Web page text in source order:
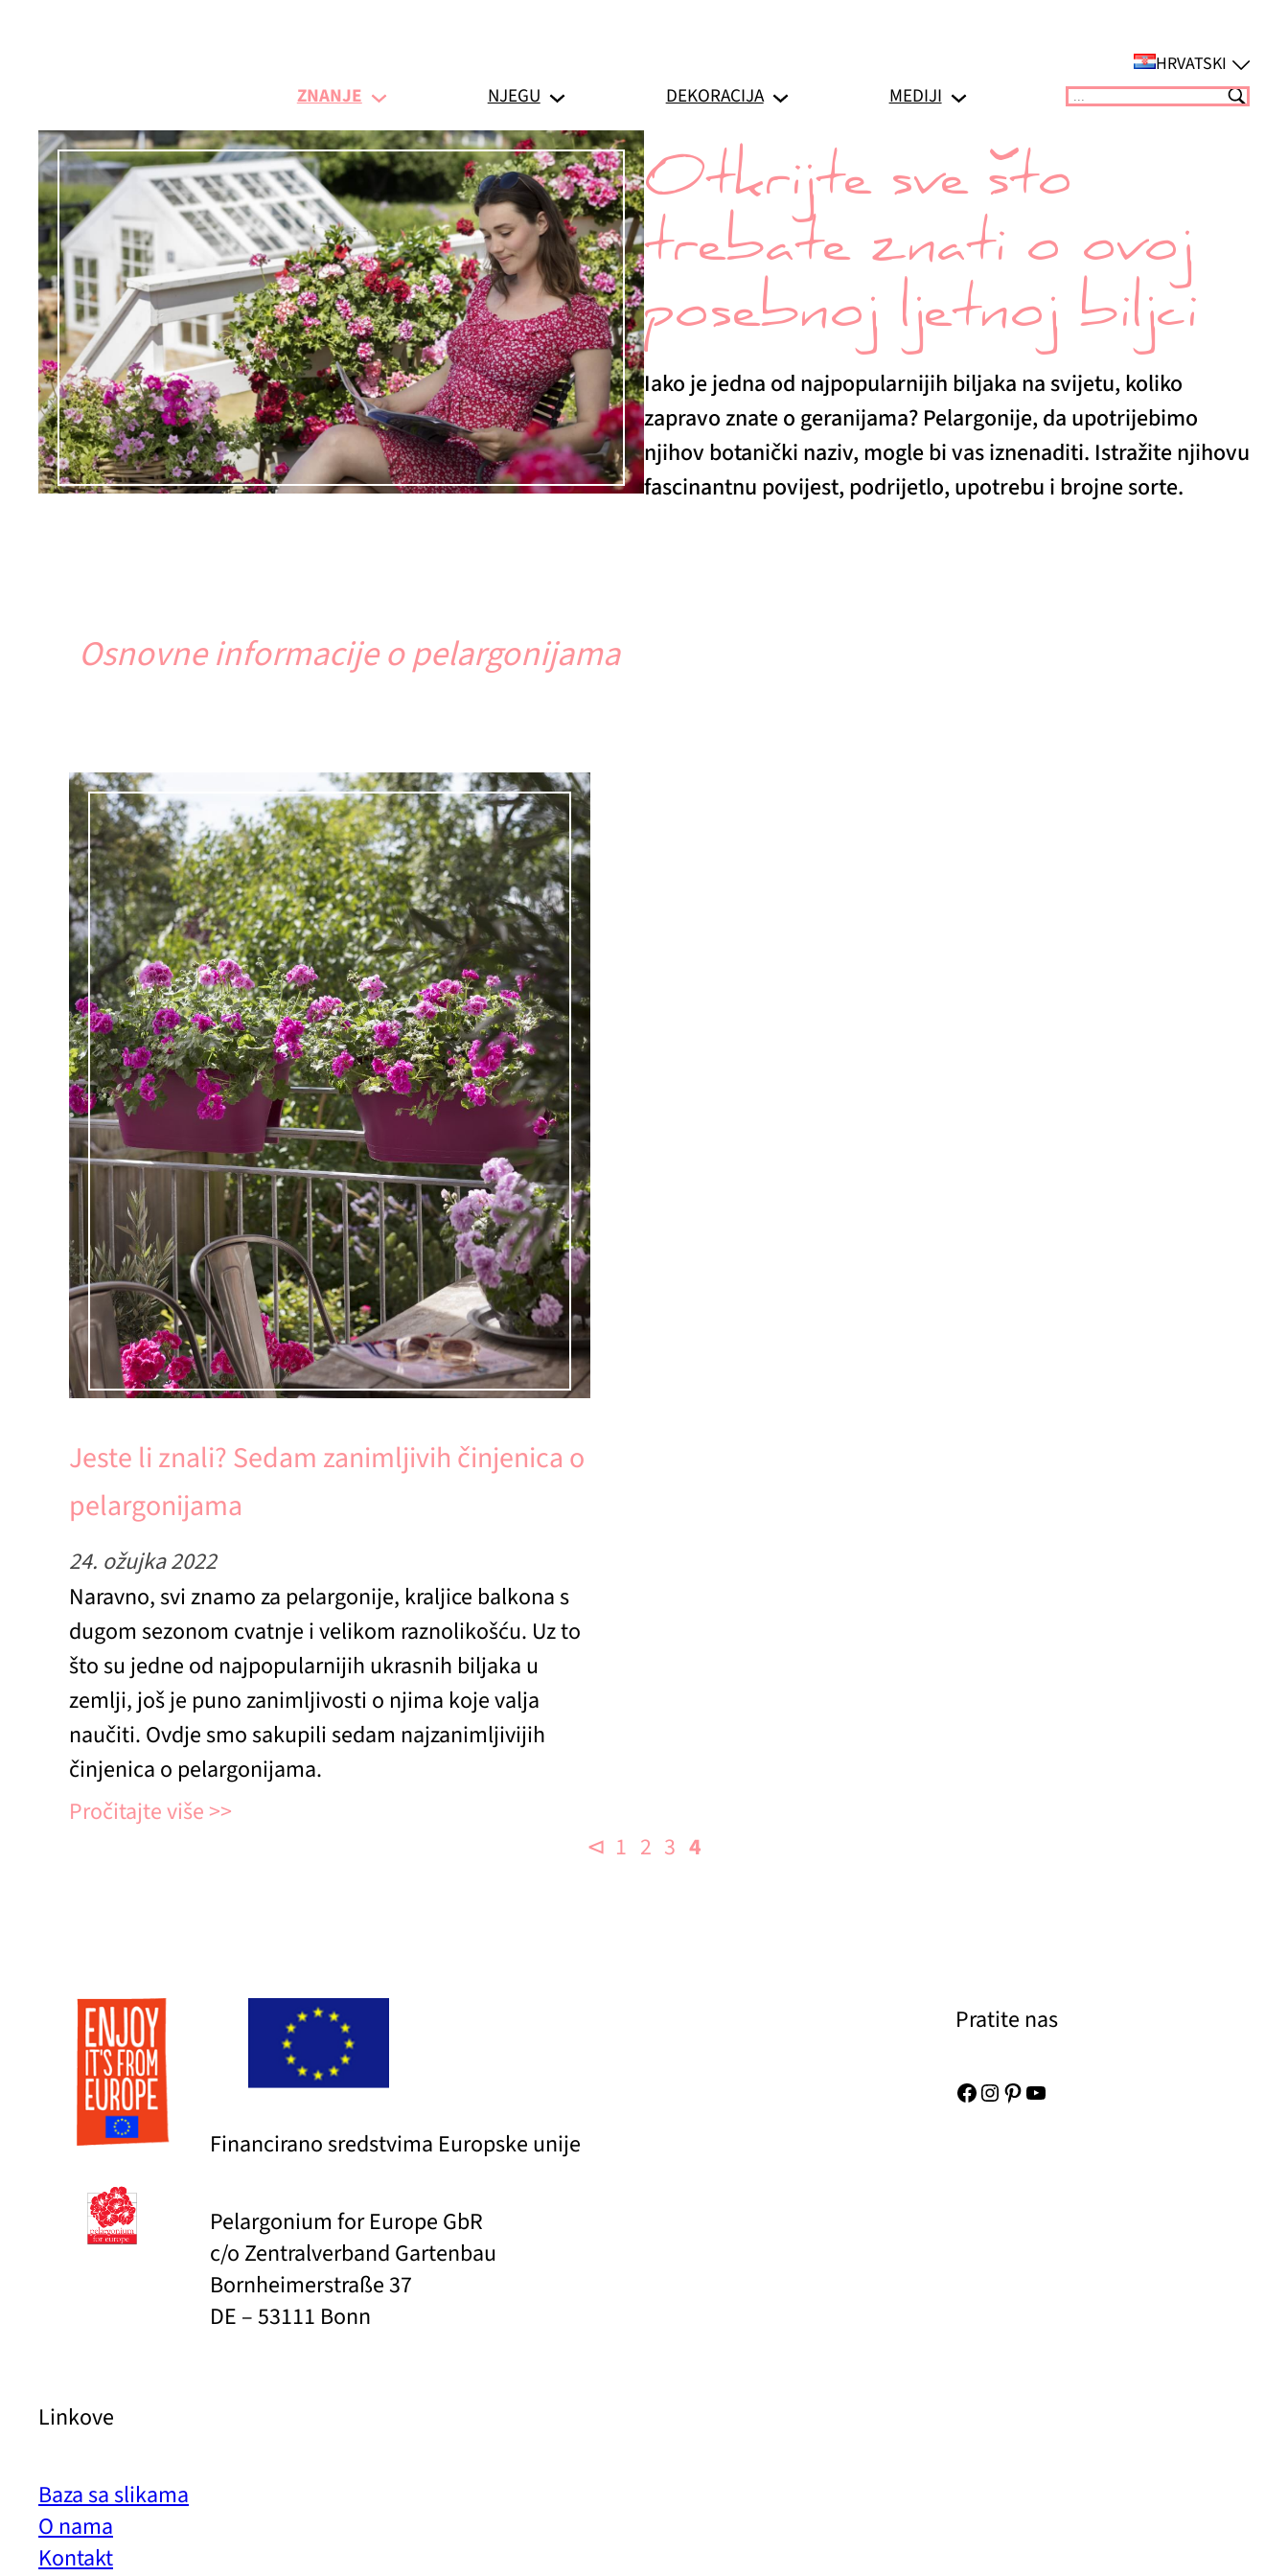
HRVATSKI
ZNANJE NJEGU DEKORACIJA MEDIJI Suchen
Otkrijte sve što
trebate znati o ovoj
posebnoj ljetnoj biljci
Iako je jedna od najpopularnijih biljaka na svijetu, koliko
zapravo znate o geranijama? Pelargonije, da upotrijebimo
njihov botanički naziv, mogle bi vas iznenaditi. Istražite njihovu
fascinantnu povijest, podrijetlo, upotrebu i brojne sorte.
Osnovne informacije o pelargonijama
Jeste li znali? Sedam zanimljivih činjenica o
pelargonijama
24. ožujka 2022
Naravno, svi znamo za pelargonije, kraljice balkona s
dugom sezonom cvatnje i velikom raznolikošću. Uz to
što su jedne od najpopularnijih ukrasnih biljaka u
zemlji, još je puno zanimljivosti o njima koje valja
naučiti. Ovdje smo sakupili sedam najzanimljivijih
činjenica o pelargonijama.
Pročitajte više
⊲ 1 2 3 4
Financirano sredstvima Europske unije
Pelargonium for Europe GbR
c/o Zentralverband Gartenbau
Bornheimerstraße 37
DE – 53111 Bonn
Pratite nas
Facebook
Instagram
Pinterest
YouTube
Linkove
Baza sa slikama
O nama
Kontakt